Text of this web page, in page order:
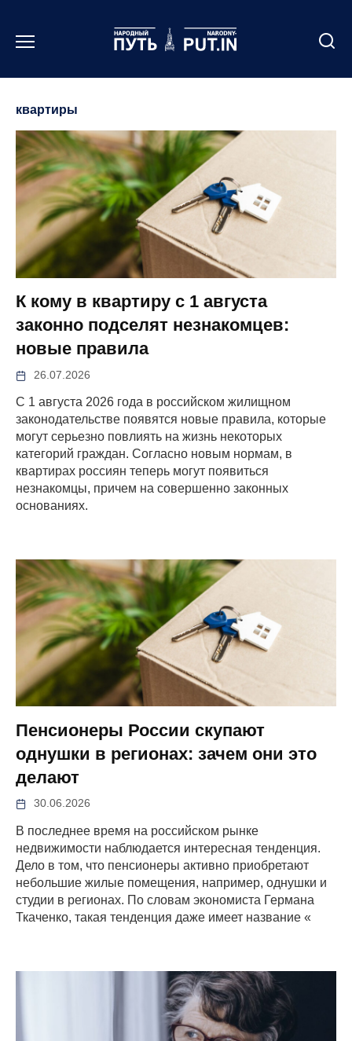
содержанию
квартиры
К кому в квартиру с 1 августа
законно подселят незнакомцев:
новые правила
26.07.2026
С 1 августа 2026 года в российском жилищном
законодательстве появятся новые правила, которые
могут серьезно повлиять на жизнь некоторых
категорий граждан. Согласно новым нормам, в
квартирах россиян теперь могут появиться
незнакомцы, причем на совершенно законных
основаниях.
Пенсионеры России скупают
однушки в регионах: зачем они это
делают
30.06.2026
В последнее время на российском рынке
недвижимости наблюдается интересная тенденция.
Дело в том, что пенсионеры активно приобретают
небольшие жилые помещения, например, однушки и
студии в регионах. По словам экономиста Германа
Ткаченко, такая тенденция даже имеет название «